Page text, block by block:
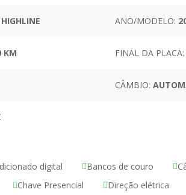
ANO/MODELO:
KM FINAL DA PLACA:
CÂMBIO:
digital Bancos de couro
Chave Presencial Direção elétrica